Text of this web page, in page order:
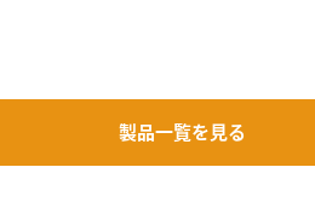
製品一覧を見る